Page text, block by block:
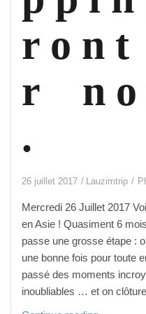
r o n
r n o
.
26 juillet 2017 Lauzimtrip
Mercredi 26 Juillet 2017
en Asie ! Quasiment 6
passe une grosse étape :
une bonne fois pour toute
passé des moments
inoubliables … et on